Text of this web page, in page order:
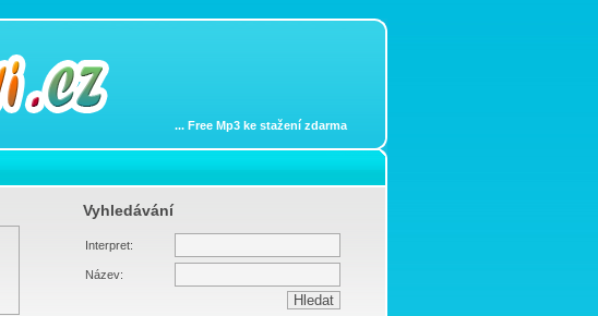
... Free Mp3 ke stažení zdarma
Vyhledávání
Interpret:
Název: